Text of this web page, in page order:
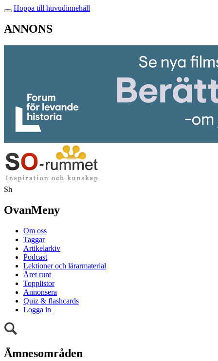
Hoppa till huvudinnehåll
ANNONS
Sh
OvanMeny
Om oss
Taggar
Artikelarkiv
Podcast
Lektioner och lärarmaterial
Året runt
Topplistor
Annonsera
Quiz & flashcards
Logga in
Ämnesområden